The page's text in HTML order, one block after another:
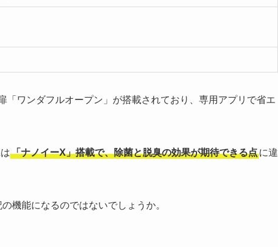
ワンダフルオープン」が搭載されており、専用アプリで省エ
「ナノイーX」搭載で、除菌と脱臭の効果が期待できる点に違
機能になるのではないでしょうか。